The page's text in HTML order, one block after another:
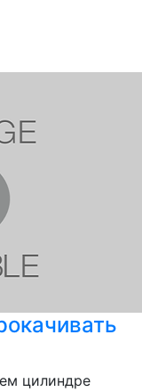
цилиндре